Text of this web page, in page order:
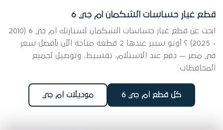
قطع غيار حساسات الشكمان ام جي 6
ابحث عن قطع غيار حساسات الشكمان لسيارتك ام جي 6 (2010
- 2025) ؟ أوتو سبير عندها 2 قطعة متاحة الآن بأفضل سعر
في مصر — دفع عند الاستلام، تقسيط، وتوصيل لجميع
المحافظات.
كل قطع ام جي 6 موديلات ام جي